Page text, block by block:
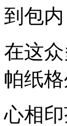
到包
在这
帕纸格
心相